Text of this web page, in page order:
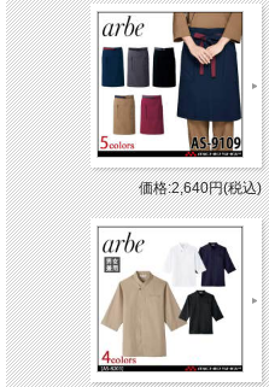
価格:2,640円(税込)